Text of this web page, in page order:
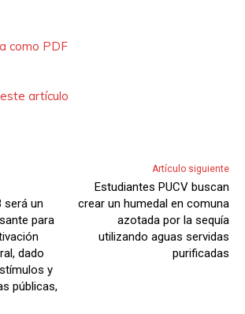
como PDF
artículo
será un
para
dado
y
públicas,
Artículo siguiente
Estudiantes PUCV buscan
crear un humedal en comuna
azotada por la sequía
utilizando aguas servidas
purificadas